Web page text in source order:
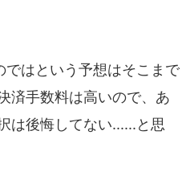
はという予想はそこまで
済手数料は高いので、あ
は後悔してない......と思